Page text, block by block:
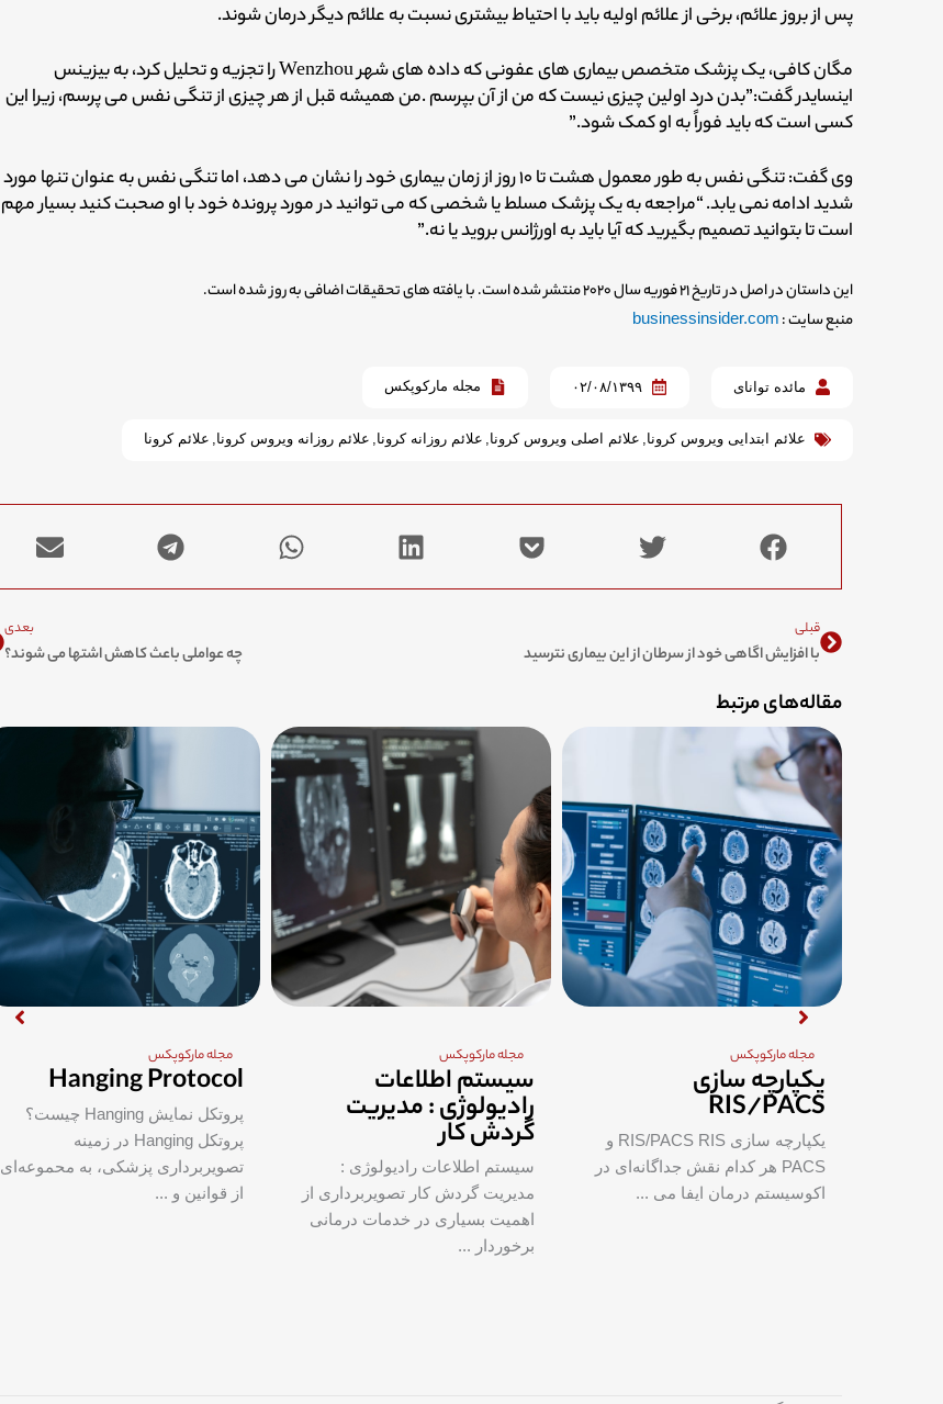
پس از بروز علائم، برخی از علائم اولیه باید با احتیاط بیشتری نسبت به علائم دیگر درمان شوند.
مگان کافی، یک پزشک متخصص بیماری های عفونی که داده های شهر Wenzhou را تجزیه و تحلیل کرد، به بیزینس
اینسایدر گفت:”بدن درد اولین چیزی نیست که من از آن بپرسم .من همیشه قبل از هر چیزی از تنگی نفس می پرسم، زیرا این
کسی است که باید فوراً به او کمک شود.”
وی گفت: تنگی نفس به طور معمول هشت تا ۱۰ روز از زمان بیماری خود را نشان می دهد، اما تنگی نفس به عنوان تنها مورد
شدید ادامه نمی یابد.“مراجعه به یک پزشک مسلط یا شخصی که می توانید در مورد پرونده خود با او صحبت کنید بسیار مهم
است تا بتوانید تصمیم بگیرید که آیا باید به اورژانس بروید یا نه.”
این داستان در اصل در تاریخ ۲۱ فوریه سال ۲۰۲۰ منتشر شده است. با یافته های تحقیقات اضافی به روز شده است.
منبع سایت : businessinsider.com
مائده توانای ۰۲/۰۸/۱۳۹۹ مجله مارکوپکس
علائم ابتدایی ویروس کرونا, علائم اصلی ویروس کرونا, علائم روزانه کرونا, علائم روزانه ویروس کرونا, علائم کرونا
قبلی
با افزایش اگاهی خود از سرطان از این بیماری نترسید
بعدی
چه عواملی باعث کاهش اشتها می شوند؟
مقاله‌های مرتبط
مجله مارکوپکس
یکپارچه سازی
RIS/PACS
یکپارچه سازی RIS/PACS RIS و
PACS هر کدام نقش‌ جداگانه‌ای در
اکوسیستم درمان ایفا می ...
مجله مارکوپکس
سیستم اطلاعات
رادیولوژی : مدیریت
گردش کار
سیستم اطلاعات رادیولوژی :
مدیریت گردش کار تصویربرداری از
اهمیت بسیاری در خدمات درمانی
برخوردار ...
مجله مارکوپکس
Hanging Protocol
پروتکل نمایش Hanging چیست؟
پروتکل Hanging در زمینه
تصویربرداری پزشکی، به محموعه‌ای
از قوانین و ...